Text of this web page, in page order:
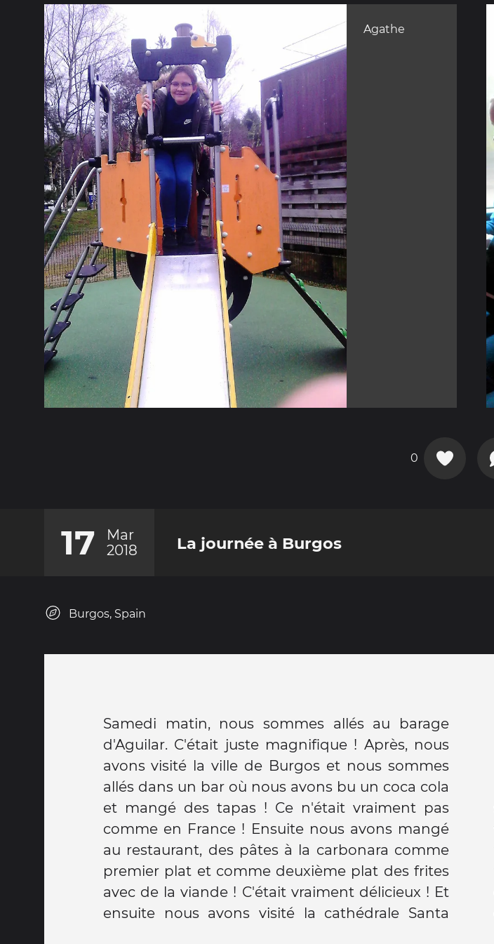
Agathe
0
17
Mar
2018
La journée à Burgos
Burgos, Spain
Samedi matin, nous sommes allés au barage
d'Aguilar. C'était juste magnifique ! Après, nous
avons visité la ville de Burgos et nous sommes
allés dans un bar où nous avons bu un coca cola
et mangé des tapas ! Ce n'était vraiment pas
comme en France ! Ensuite nous avons mangé
au restaurant, des pâtes à la carbonara comme
premier plat et comme deuxième plat des frites
avec de la viande ! C'était vraiment délicieux ! Et
ensuite nous avons visité la cathédrale Santa
Maria ! C'était magnifique ! Le soir nous avons
rejoint une partie des autres correspondants et
nous avons grignoté des bonbons ensemble,
nous nous sommes promenés et après nous
sommes tous allés dans une pizzeria. Ce n'était
vraiment pas comme en France et au début je
trouvais ça un peu bizarre mais je m'y suis fait ! Il
faisait beau mais il y a eu des averses ! C'était
quand même une très belle journée ! l'Espagne